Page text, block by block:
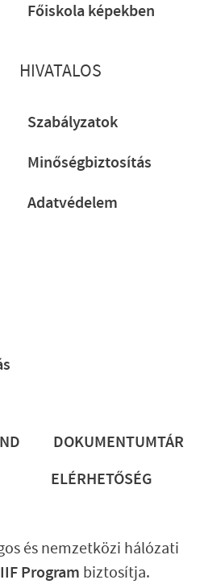
Főiskola képekben
HIVATALOS
Szabályzatok
Minőségbiztosítás
Adatvédelem
DOKUMENTUMTÁR
ELÉRHETŐSÉG
és nemzetközi hálózati
Program biztosítja.